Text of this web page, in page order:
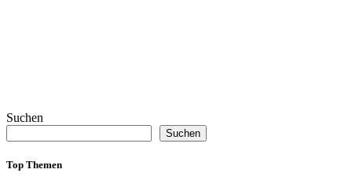
Suchen
Suchen
Top Themen